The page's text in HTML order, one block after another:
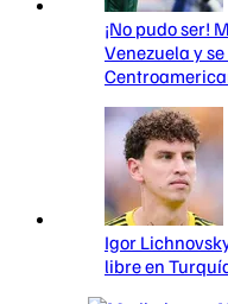
¡No pudo ser!
Venezuela y
Igor
libre en